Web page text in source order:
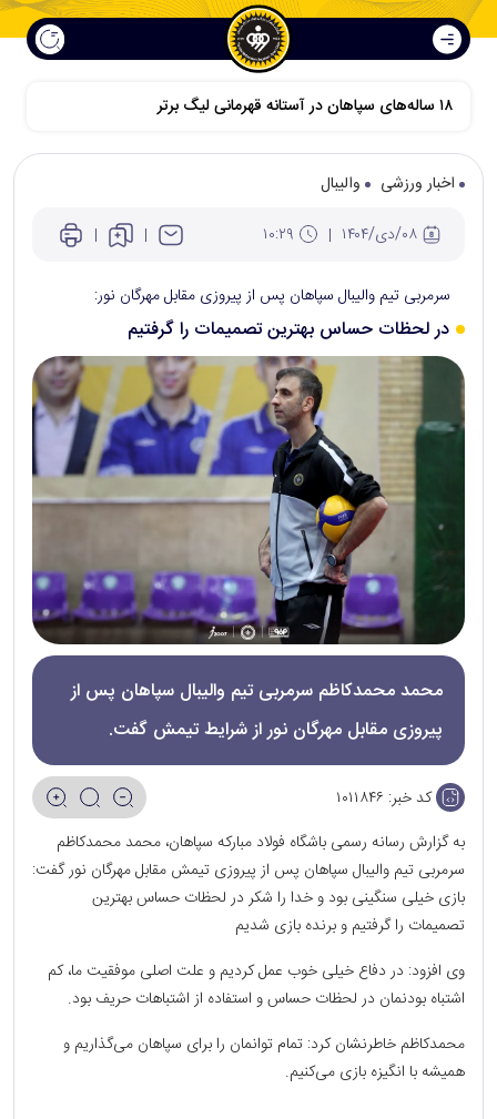
اخبار ورزشی
والیبال
سرمربی تیم والیبال سپاهان پس از پیروزی مقابل مهرگان نور:
در لحظات حساس بهترین تصمیمات را گرفتیم
محمد محمد‌کاظم سرمربی تیم والیبال سپاهان پس از
پیروزی مقابل مهرگان نور از شرایط تیمش گفت.
کد خبر: ۱۰۱۱۸۴۶
به گزارش رسانه رسمی باشگاه فولاد مبارکه سپاهان، محمد محمد‌کاظم
سرمربی تیم والیبال سپاهان پس از پیروزی تیمش مقابل مهرگان نور گفت:
بازی خیلی سنگینی بود و خدا را شکر در لحظات حساس بهترین
تصمیمات را گرفتیم و برنده بازی شدیم
وی افزود: در دفاع خیلی خوب عمل کردیم و علت اصلی موفقیت ما، کم
اشتباه بودنمان در لحظات حساس و استفاده از اشتباهات حریف بود.
محمد‌کاظم خاطرنشان کرد: تمام توانمان را برای سپاهان می‌گذاریم و
همیشه با انگیزه بازی می‌کنیم.